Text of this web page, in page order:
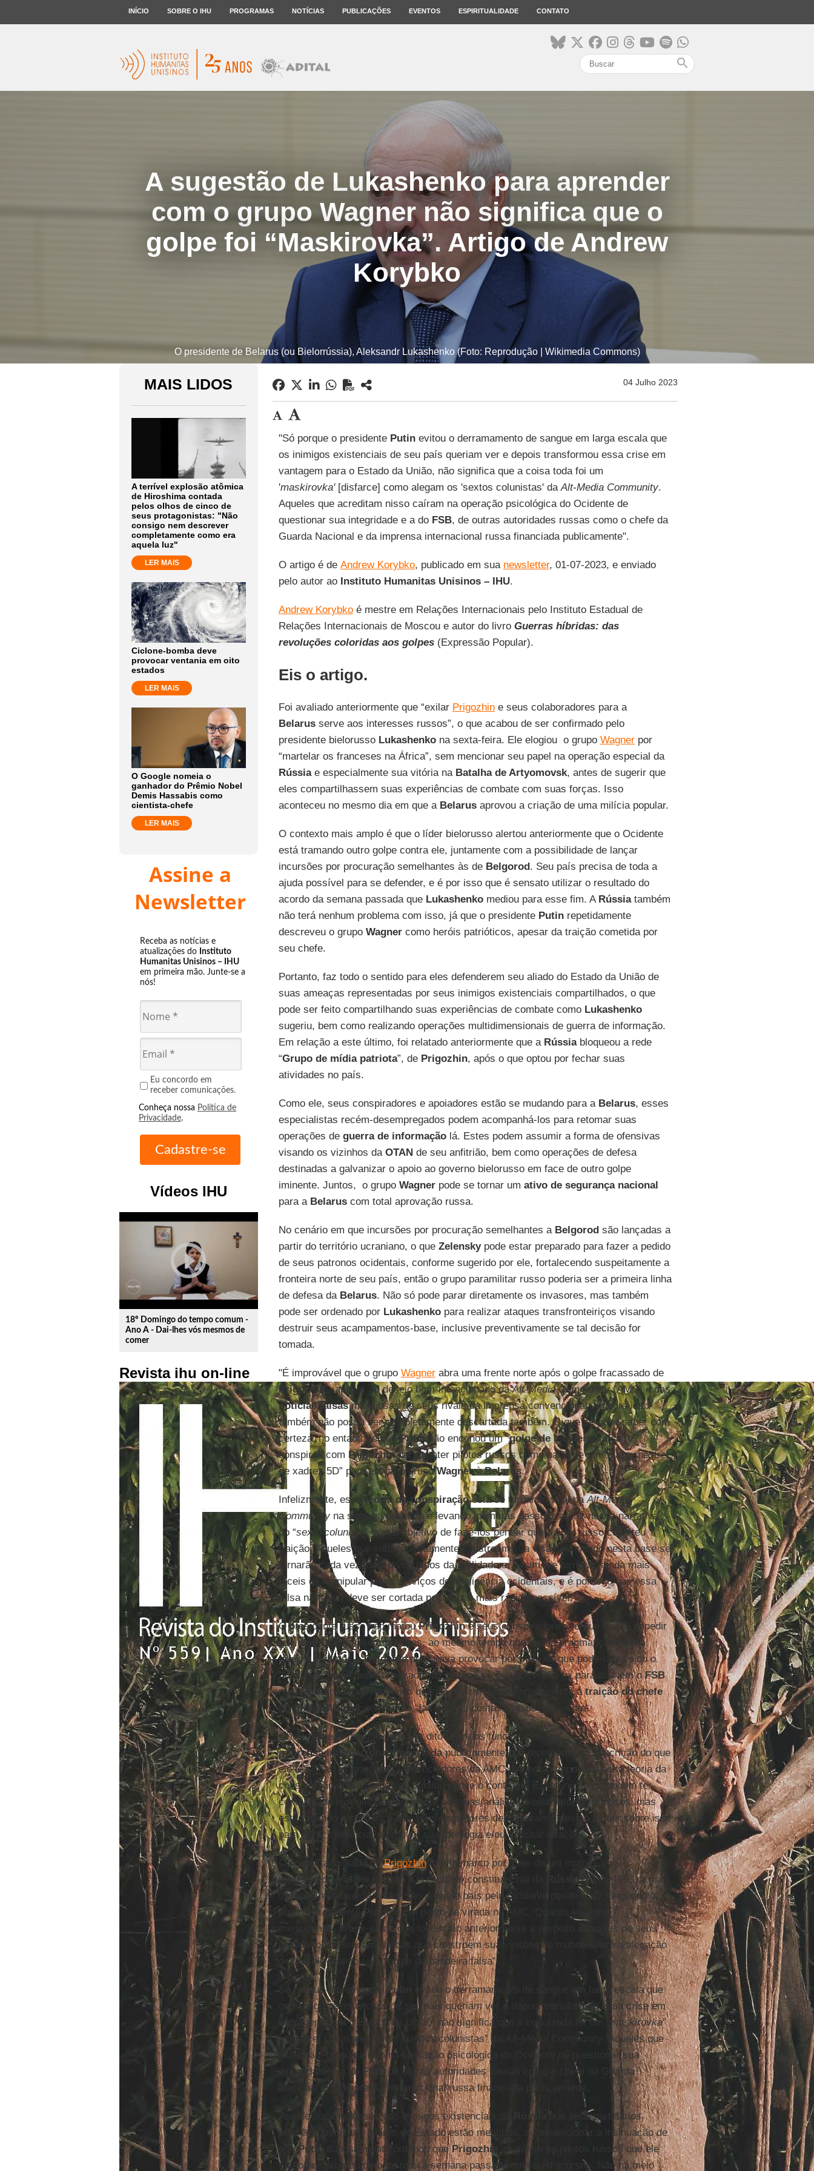
INÍCIO SOBRE O IHU PROGRAMAS NOTÍCIAS PUBLICAÇÕES EVENTOS ESPIRITUALIDADE CONTATO
search
A sugestão de Lukashenko para aprender
com o grupo Wagner não significa que o
golpe foi “Maskirovka”. Artigo de Andrew
Korybko
O presidente de Belarus (ou Bielorrússia), Aleksandr Lukashenko (Foto: Reprodução | Wikimedia Commons)
MAIS LIDOS
A terrível explosão atômica
de Hiroshima contada
pelos olhos de cinco de
seus protagonistas: "Não
consigo nem descrever
completamente como era
aquela luz"
LER MAIS
Ciclone-bomba deve
provocar ventania em oito
estados
LER MAIS
O Google nomeia o
ganhador do Prêmio Nobel
Demis Hassabis como
cientista-chefe
LER MAIS
Assine a
Newsletter
Receba as notícias e
atualizações do Instituto
Humanitas Unisinos – IHU
em primeira mão. Junte-se a
nós!
Eu concordo em
receber comunicações.
Conheça nossa Política de
Privacidade.
Vídeos IHU
play_circle_outline
18º Domingo do tempo comum -
Ano A - Dai-lhes vós mesmos de
comer
Revista ihu on-line
04 Julho 2023
"Só porque o presidente Putinevitou o derramamento de sangue em larga escala que
os inimigos existenciais de seu país queriam ver e depois transformou essa crise em
vantagem para o Estado da União, não significa que a coisa toda foi um
'maskirovka' [disfarce] como alegam os 'sextos colunistas' daAlt-Media Community.
Aqueles que acreditam nisso caíram na operação psicológica do Ocidente de
questionar sua integridade e a do FSB, de outras autoridades russas como o chefe da
Guarda Nacional e da imprensa internacional russa financiada publicamente".
O artigo é de Andrew Korybko, publicado em sua newsletter, 01-07-2023, e enviado
pelo autor ao Instituto Humanitas Unisinos – IHU.
Andrew Korybkoé mestre em Relações Internacionais pelo Instituto Estadual de
Relações Internacionais de Moscou e autor do livro Guerras híbridas: das
revoluções coloridas aos golpes(Expressão Popular).
Eis o artigo.
Foi avaliado anteriormente que “exilar Prigozhine seus colaboradores para a
Belarus serve aos interesses russos”, o que acabou de ser confirmado pelo
presidente bielorusso Lukashenkona sexta-feira. Ele elogiou o grupo Wagnerpor
“martelar os franceses na África”, sem mencionar seu papel na operação especial da
Rússiae especialmente sua vitória na Batalha de Artyomovsk, antes de sugerir que
eles compartilhassem suas experiências de combate com suas forças. Isso
aconteceu no mesmo dia em que a Belarusaprovou a criação de uma milícia popular.
O contexto mais amplo é que o líder bielorusso alertou anteriormente que o Ocidente
está tramando outro golpe contra ele, juntamente com a possibilidade de lançar
incursões por procuração semelhantes às de Belgorod. Seu país precisa de toda a
ajuda possível para se defender, e é por isso que é sensato utilizar o resultado do
acordo da semana passada que Lukashenkomediou para esse fim. A Rússiatambém
não terá nenhum problema com isso, já que o presidente Putinrepetidamente
descreveu o grupo Wagnercomo heróis patrióticos, apesar da traição cometida por
seu chefe.
Portanto, faz todo o sentido para eles defenderem seu aliado do Estado da União de
suas ameaças representadas por seus inimigos existenciais compartilhados, o que
pode ser feito compartilhando suas experiências de combate como Lukashenko
sugeriu, bem como realizando operações multidimensionais de guerra de informação.
Em relação a este último, foi relatado anteriormente que a Rússiabloqueou a rede
“Grupo de mídia patriota”, de Prigozhin, após o que optou por fechar suas
atividades no país.
Como ele, seus conspiradores e apoiadores estão se mudando para a Belarus, esses
especialistas recém-desempregados podem acompanhá-los para retomar suas
operações de guerra de informaçãolá. Estes podem assumir a forma de ofensivas
visando os vizinhos da OTANde seu anfitrião, bem como operações de defesa
destinadas a galvanizar o apoio ao governo bielorusso em face de outro golpe
iminente. Juntos, o grupo Wagnerpode se tornar um ativo de segurança nacional
para a Belarus com total aprovação russa.
No cenário em que incursões por procuração semelhantes a Belgorodsão lançadas a
partir do território ucraniano, o que Zelenskypode estar preparado para fazer a pedido
de seus patronos ocidentais, conforme sugerido por ele, fortalecendo suspeitamente a
fronteira norte de seu país, então o grupo paramilitar russo poderia ser a primeira linha
de defesa da Belarus. Não só pode parar diretamente os invasores, mas também
pode ser ordenado por Lukashenkopara realizar ataques transfronteiriços visando
destruir seus acampamentos-base, inclusive preventivamente se tal decisão for
tomada.
"É improvável que o grupo Wagnerabra uma frente norte após o golpe fracassado de
Prigozhin”, apesar do desejo bem-intencionado daAlt-Media Community(AMC) e das
notícias falsasmaliciosas de seus rivais da imprensa convencional, embora isso
também não possa ser completamente descartada também. O que se pode saber com
certeza, no entanto, é quePutinnão encenou um “golpe de bandeira falsa” e
conspirou com Prigozhinpara abater pilotos russos como parte de um “plano mestre
de xadrez 5D” para enviar o grupoWagneràBelarus.
Infelizmente, essateoria da conspiraçãoestá se tornando viral naAlt-Media
Community na semana passada e levando inúmeras pessoas a cair nessa narrativa
do “sexto colunista” com o objetivo de fazê-los pensar que o líder russo cometeu
traição. Aqueles que subsequentemente constroem sua visão de mundo nesta base se
tornarão cada vez mais divorciados da realidade e, assim, se tornarão ainda mais
fáceis de manipular pelos serviços de inteligência ocidentais, e é por isso que essa
falsa narrativa deve ser cortada pela raiz o mais rápido possível.
O presidente russo não matouPrigozhine seus conspiradores porque queria impedir
que eles se tornassem mártires, ao mesmo tempo que evitou pragmaticamente a
guerra civilque oOcidenteprocurava provocar por meio do que poderia ter sido o
“idiota útil” mais desestabilizador da história se seu golpe não foi parado. Nem oFSB
nemPutinestavam mentindo quando descreveram corretamente atraição do chefe
do grupo Wagner como uma “facada nas costas”, respectivamente.
Obviamente, o mesmo pode ser dito sobre os funcionários e a
imprensa internacional financiadapublicamente que repetiram sua descrição do que
ele fez, mas os principais influenciadores da AMC que estão vendendo essa teoria da
conspiração querem que seu público pense o contrário. Esses números podem ter
conquistado respeito anteriormente por suas análises e/ou relatórios precisos, mas
estão traindo a confiança que seus seguidores depositaram neles ao mentir sobre isso
para gerar influência, promover sua ideologia e/ou solicitar doações.
O golpe fracassado dePrigozhinfoi um marco por mais de um motivo, pois
representou o maior desafio à autoridade constitucional da
Rússiadesde 1993, a mais
tortuosa tentativa de subversão daquele país pelo Ocidente desde 1917, segundo o
próprio presidentePutin, e um ponto de virada na AMC. Quanto ao último
mencionado, refere-se ao que foi escrito anteriormente a respeito daqueles de seus
partidários desencaminhados que constroem suas visões de mundo sobre a alegação
de que ele realizou um “golpe de bandeira falsa”.
Só porque o presidentePutin
evitou o derramamento de sangue em larga escala que
os inimigos existenciais de seu país queriam ver e depois transformou essa crise em
vantagem para o Estado da União, não significa que a coisa toda foi um “
maskirovka”
[disfarce] como alegam os “sextos colunistas” da
Alt-Media Community
. Aqueles que
acreditam nisso caíram na operação psicológica do Ocidente de questionar sua
integridade e a do
FSB
, de outras autoridades russas como o chefe da Guarda
Nacional e da imprensa internacional russa financiada publicamente.
Atende aos interesses dos inimigos existenciais da Rússiaque seus partidários
pensem que esses pilares do Estado estão mentindo, sem mencionar a insinuação de
quePutin supostamente ordenou quePrigozhin
abatesse os pilotos russos que ele
então comemorou durante toda a semana passada em seu discursos. Não há meio